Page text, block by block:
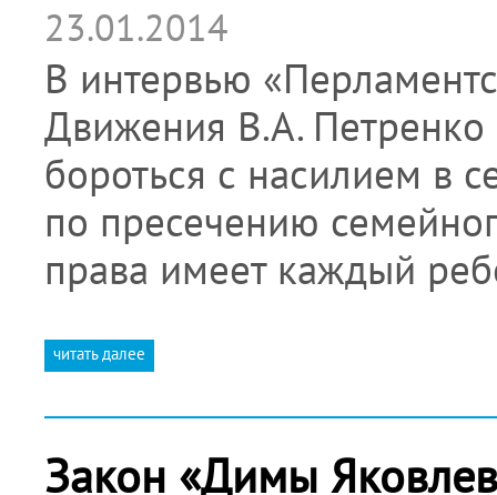
23.01.2014
В интервью
Движения В.А. Петренко
бороться с насилием в
по пресечению
права имеет каждый
читать далее
Закон «Димы